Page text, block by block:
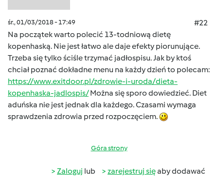
śr., 01/03/2018 - 17:49
#22
Na początek warto polecić 13-todniową dietę
kopenhaską. Nie jest łatwo ale daje efekty piorunujące.
Trzeba się tylko ściśle trzymać jadłospisu. Jak by ktoś
chciał poznać dokładne menu na każdy dzień to polecam:
https://www.exitdoor.pl/zdrowie-i-uroda/dieta-
kopenhaska-jadlospis/Można się sporo dowiedzieć. Diet
aduńska nie jest jednak dla każdego. Czasami wymaga
sprawdzenia zdrowia przed rozpoczęciem.
Góra strony
Zaloguj lub zarejestruj sięaby dodawać